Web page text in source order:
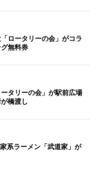
ロータリーの会」がコラ
無料券
タリーの会」が駅前広場
橋渡し
系ラーメン「武道家」が